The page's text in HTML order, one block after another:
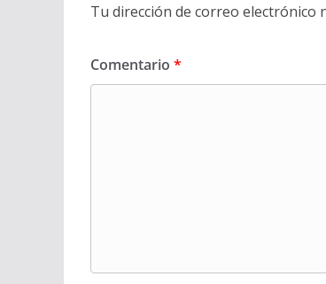
Tu dirección de correo electrónico
Comentario *